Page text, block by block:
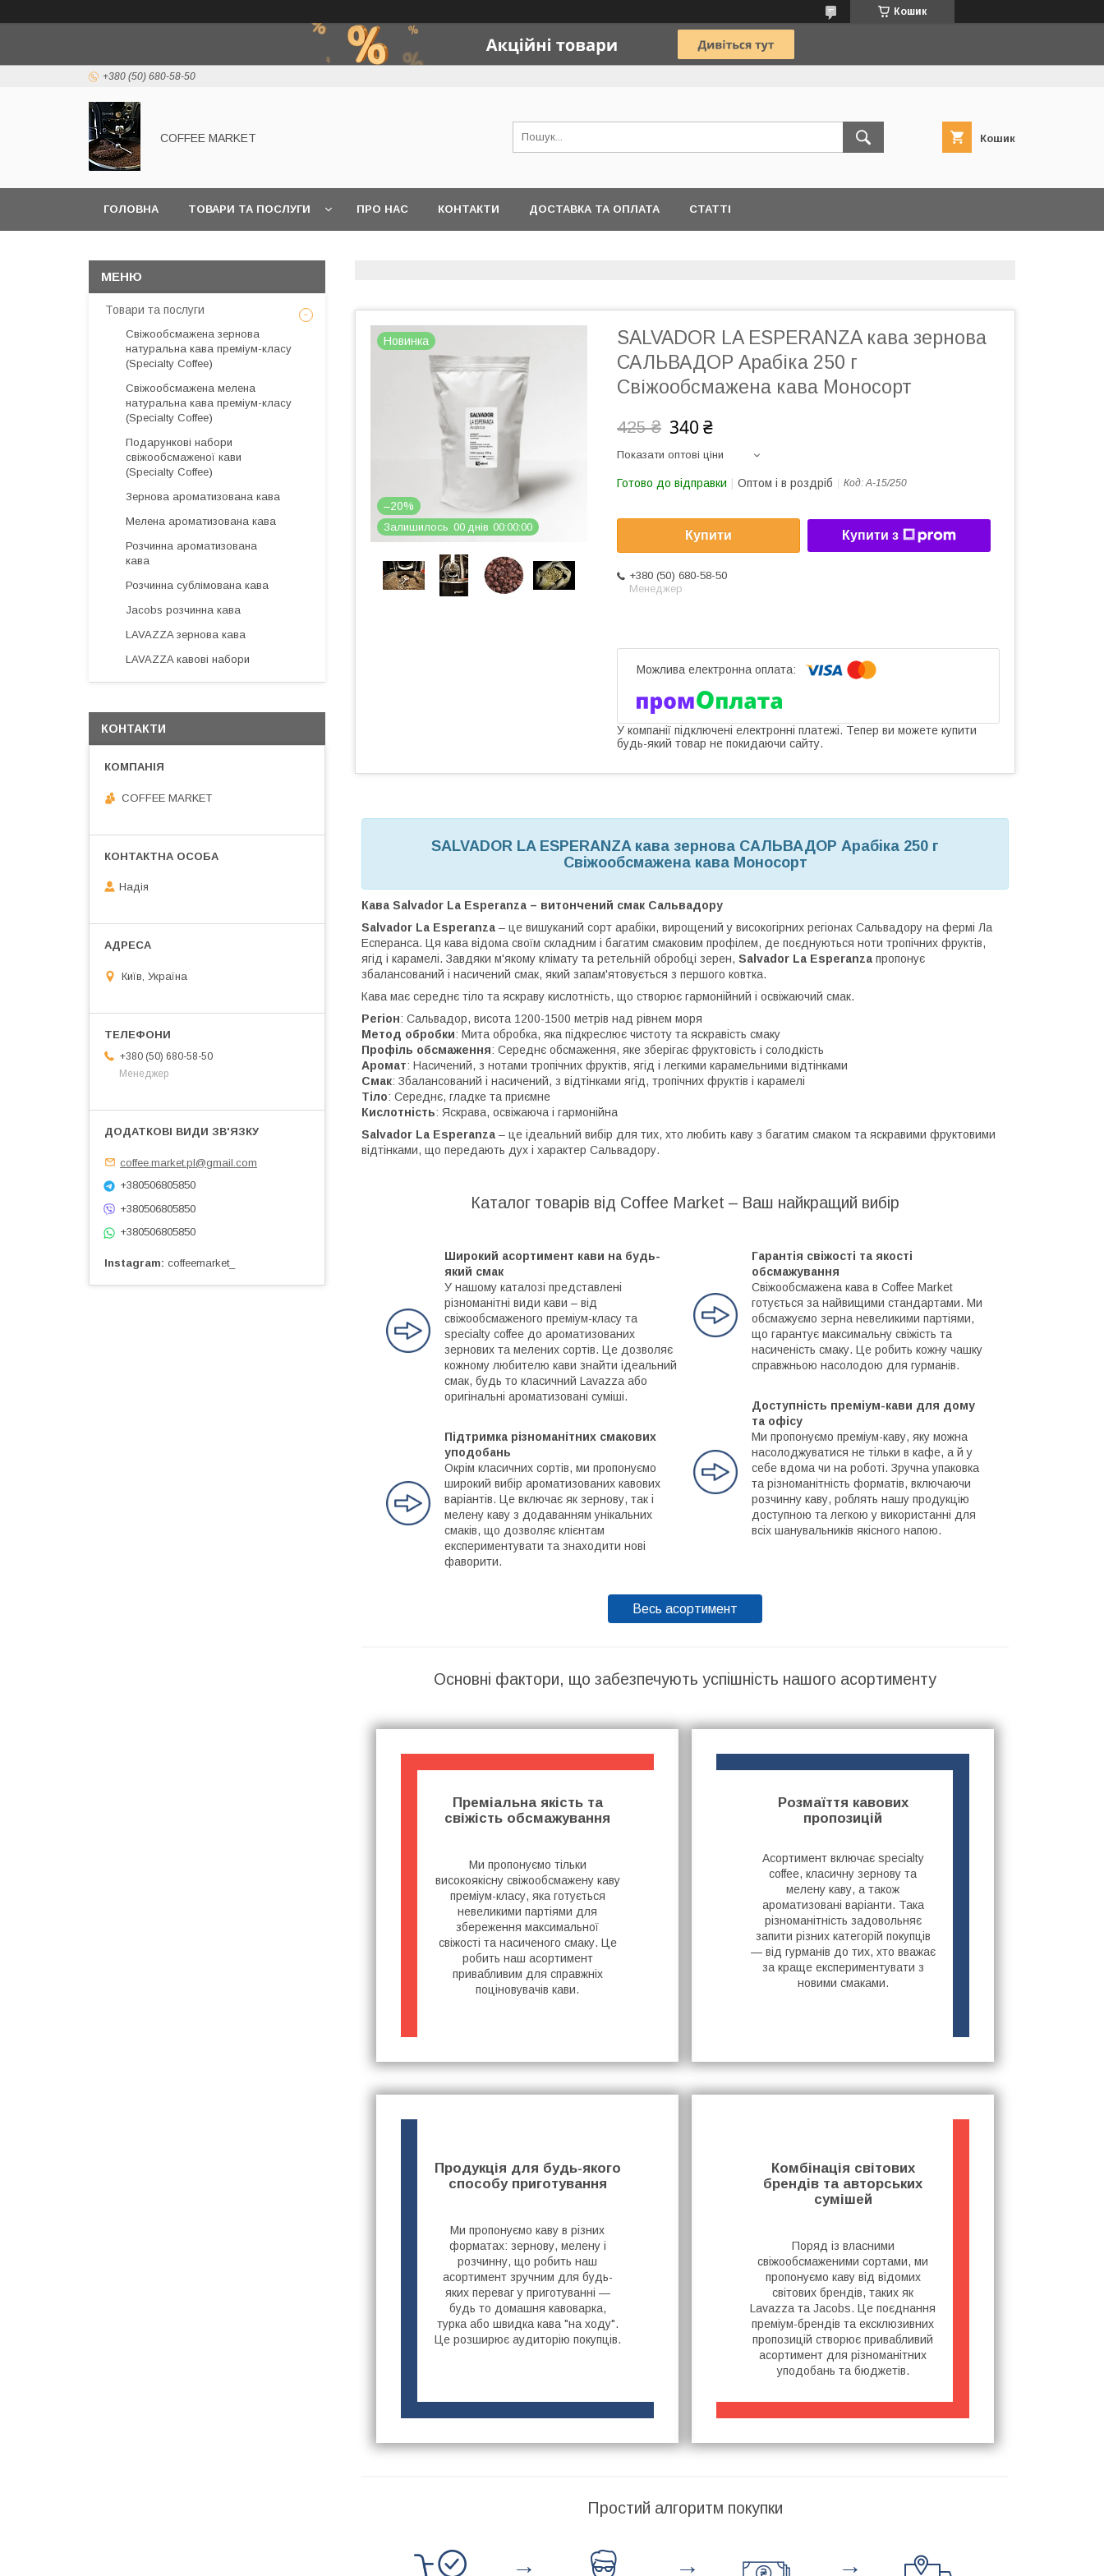
Кошик
+380 (50) 680-58-50
COFFEE MARKET Кошик
ГОЛОВНА ТОВАРИ ТА ПОСЛУГИ ПРО НАС КОНТАКТИ ДОСТАВКА ТА ОПЛАТА СТАТТІ
Новинка
–20%
Залишилось 00 днів 00 00 00
SALVADOR LA ESPERANZA кава зернова
САЛЬВАДОР Арабіка 250 г
Свіжообсмажена кава Моносорт
425 ₴ 340 ₴
Показати оптові ціни
Готово до відправки Оптом і в роздріб Код:А-15/250
Купити Купити з
+380 (50) 680-58-50
Менеджер
У компанії підключені електронні платежі. Тепер ви можете купити
будь-який товар не покидаючи сайту.
SALVADOR LA ESPERANZA кава зернова САЛЬВАДОР Арабіка 250 г
Свіжообсмажена кава Моносорт
Кава Salvador La Esperanza – витончений смак Сальвадору
Salvador La Esperanza – це вишуканий сорт арабіки, вирощений у високогірних регіонах Сальвадору на фермі Ла
Есперанса. Ця кава відома своїм складним і багатим смаковим профілем, де поєднуються ноти тропічних фруктів,
ягід і карамелі. Завдяки м'якому клімату та ретельній обробці зерен, Salvador La Esperanza пропонує
збалансований і насичений смак, який запам'ятовується з першого ковтка.
Кава має середнє тіло та яскраву кислотність, що створює гармонійний і освіжаючий смак.
Регіон: Сальвадор, висота 1200-1500 метрів над рівнем моря
Метод обробки: Мита обробка, яка підкреслює чистоту та яскравість смаку
Профіль обсмаження: Середнє обсмаження, яке зберігає фруктовість і солодкість
Аромат: Насичений, з нотами тропічних фруктів, ягід і легкими карамельними відтінками
Смак: Збалансований і насичений, з відтінками ягід, тропічних фруктів і карамелі
Тіло: Середнє, гладке та приємне
Кислотність: Яскрава, освіжаюча і гармонійна
Salvador La Esperanza – це ідеальний вибір для тих, хто любить каву з багатим смаком та яскравими фруктовими
відтінками, що передають дух і характер Сальвадору.
Каталог товарів від Coffee Market – Ваш найкращий вибір
Широкий асортимент кави на будь-
який смак
У нашому каталозі представлені
різноманітні види кави – від
свіжообсмаженого преміум-класу та
specialty coffee до ароматизованих
зернових та мелених сортів. Це дозволяє
кожному любителю кави знайти ідеальний
смак, будь то класичний Lavazza або
оригінальні ароматизовані суміші.
Підтримка різноманітних смакових
уподобань
Окрім класичних сортів, ми пропонуємо
широкий вибір ароматизованих кавових
варіантів. Це включає як зернову, так і
мелену каву з додаванням унікальних
смаків, що дозволяє клієнтам
експериментувати та знаходити нові
фаворити.
Гарантія свіжості та якості
обсмажування
Свіжообсмажена кава в Coffee Market
готується за найвищими стандартами. Ми
обсмажуємо зерна невеликими партіями,
що гарантує максимальну свіжість та
насиченість смаку. Це робить кожну чашку
справжньою насолодою для гурманів.
Доступність преміум-кави для дому
та офісу
Ми пропонуємо преміум-каву, яку можна
насолоджуватися не тільки в кафе, а й у
себе вдома чи на роботі. Зручна упаковка
та різноманітність форматів, включаючи
розчинну каву, роблять нашу продукцію
доступною та легкою у використанні для
всіх шанувальників якісного напою.
Весь асортимент
Основні фактори, що забезпечують успішність нашого асортименту
Преміальна якість та
свіжість обсмажування
Ми пропонуємо тільки
високоякісну свіжообсмажену каву
преміум-класу, яка готується
невеликими партіями для
збереження максимальної
свіжості та насиченого смаку. Це
робить наш асортимент
привабливим для справжніх
поціновувачів кави.
Розмаїття кавових
пропозицій
Асортимент включає specialty
coffee, класичну зернову та
мелену каву, а також
ароматизовані варіанти. Така
різноманітність задовольняє
запити різних категорій покупців
— від гурманів до тих, хто вважає
за краще експериментувати з
новими смаками.
Продукція для будь-якого
способу приготування
Ми пропонуємо каву в різних
форматах: зернову, мелену і
розчинну, що робить наш
асортимент зручним для будь-
яких переваг у приготуванні —
будь то домашня кавоварка,
турка або швидка кава "на ходу".
Це розширює аудиторію покупців.
Комбінація світових
брендів та авторських
сумішей
Поряд із власними
свіжообсмаженими сортами, ми
пропонуємо каву від відомих
світових брендів, таких як
Lavazza та Jacobs. Це поєднання
преміум-брендів та ексклюзивних
пропозицій створює привабливий
асортимент для різноманітних
уподобань та бюджетів.
Простий алгоритм покупки
→ → →
Товари та послуги
Свіжообсмажена зернова
натуральна кава преміум-класу
(Specialty Coffee)
Свіжообсмажена мелена
натуральна кава преміум-класу
(Specialty Coffee)
Подарункові набори
свіжообсмаженої кави
(Specialty Coffee)
Зернова ароматизована кава
Мелена ароматизована кава
Розчинна ароматизована
кава
Розчинна сублімована кава
Jacobs розчинна кава
LAVAZZA зернова кава
LAVAZZA кавові набори
КОНТАКТИ
COFFEE MARKET
Надія
Київ, Україна
+380 (50) 680-58-50
Менеджер
coffee.market.pl@gmail.com
+380506805850
+380506805850
+380506805850
Instagram coffeemarket_